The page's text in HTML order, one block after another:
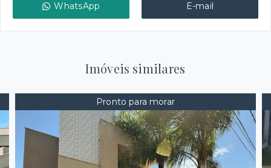
WhatsApp E-mail
Imóveis similares
Pronto para morar